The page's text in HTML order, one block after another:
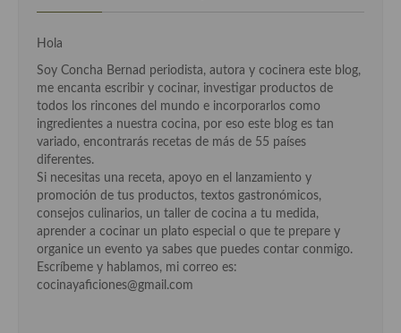
Cocina Sudafrinaca
Cocina Sefardí
Cocina Yoshoku
Cocina callejera
Cocina fusión
Cocinas de España
Cocina Andaluza
Hola
Soy Concha Bernad periodista, autora y cocinera este blog,
me encanta escribir y cocinar, investigar productos de
todos los rincones del mundo e incorporarlos como
ingredientes a nuestra cocina, por eso este blog es tan
variado, encontrarás recetas de más de 55 países
diferentes.
Si necesitas una receta, apoyo en el lanzamiento y
promoción de tus productos, textos gastronómicos,
consejos culinarios, un taller de cocina a tu medida,
aprender a cocinar un plato especial o que te prepare y
organice un evento ya sabes que puedes contar conmigo.
Escríbeme y hablamos, mi correo es:
cocinayaficiones@gmail.com